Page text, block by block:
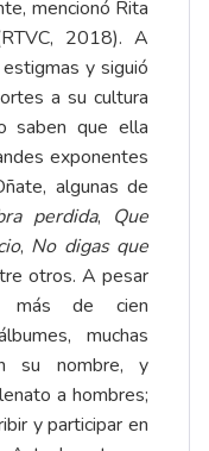
mencionó Rita
2018). A
y siguió
a su cultura
saben que ella
exponentes
algunas de
perdida, Que
, No digas que
otros. A pesar
más de cien
muchas
su nombre, y
a hombres;
y participar en